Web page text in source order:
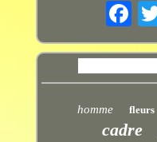
homme fleurs
cadre